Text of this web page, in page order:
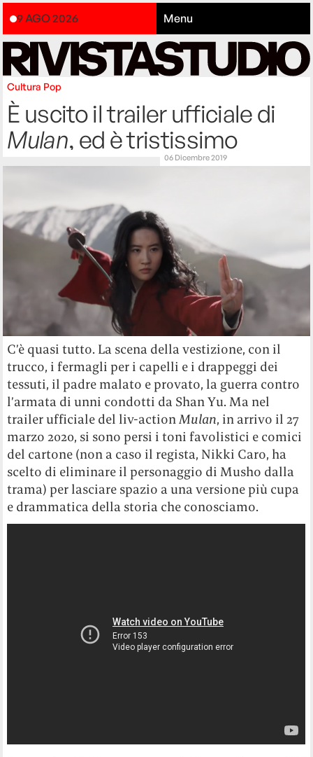
9 AGO 2026 Menu
Cultura Pop
È uscito il trailer ufficiale di
Mulan, ed è tristissimo
06 Dicembre 2019
C’è quasi tutto. La scena della vestizione, con il
trucco, i fermagli per i capelli e i drappeggi dei
tessuti, il padre malato e provato, la guerra contro
l’armata di unni condotti da Shan Yu. Ma nel
trailer ufficiale del liv-actionMulan, in arrivo il 27
marzo 2020, si sono persi i toni favolistici e comici
del cartone (non a caso il regista, Nikki Caro, ha
scelto di eliminare il personaggio di Musho dalla
trama) per lasciare spazio a una versione più cupa
e drammatica della storia che conosciamo.